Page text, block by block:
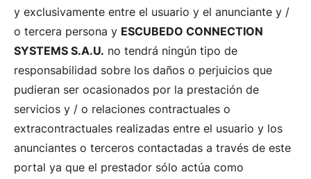
y exclusivamente entre el usuario y el anunciante y /
o tercera persona y ESCUBEDO CONNECTION
SYSTEMS S.A.U. no tendrá ningún tipo de
responsabilidad sobre los daños o perjuicios que
pudieran ser ocasionados por la prestación de
servicios y / o relaciones contractuales o
extracontractuales realizadas entre el usuario y los
anunciantes o terceros contactadas a través de este
portal ya que el prestador sólo actúa como